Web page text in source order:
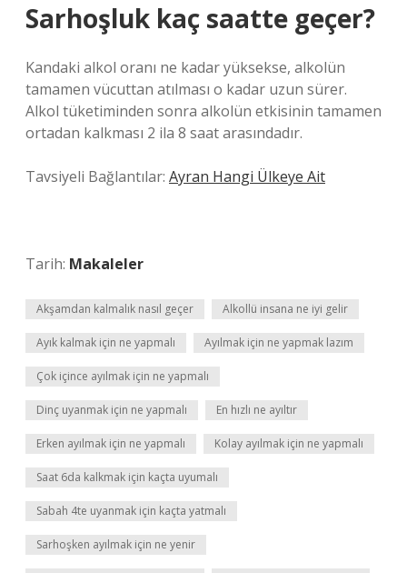
Sarhoşluk kaç saatte geçer?
Kandaki alkol oranı ne kadar yüksekse, alkolün
tamamen vücuttan atılması o kadar uzun sürer.
Alkol tüketiminden sonra alkolün etkisinin tamamen
ortadan kalkması 2 ila 8 saat arasındadır.
Tavsiyeli Bağlantılar: Ayran Hangi Ülkeye Ait
Tarih: Makaleler
Akşamdan kalmalık nasıl geçer Alkollü insana ne iyi gelir
Ayık kalmak için ne yapmalı Ayılmak için ne yapmak lazım
Çok içince ayılmak için ne yapmalı
Dinç uyanmak için ne yapmalı En hızlı ne ayıltır
Erken ayılmak için ne yapmalı Kolay ayılmak için ne yapmalı
Saat 6da kalkmak için kaçta uyumalı
Sabah 4te uyanmak için kaçta yatmalı
Sarhoşken ayılmak için ne yenir